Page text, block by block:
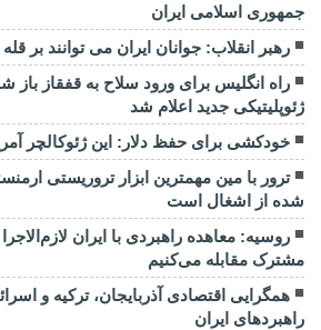
جمهوری اسلامی ایران
رهبر انقلاب: جوانان ایران می توانند بر قله
راه انگلیس برای ورود سلاح به قفقاز باز
ژئوپلیتیکی جدید اعلام شد
خودکشی برای حفظ دلار: این ژئوکالچر
ترور با مین مهمترین ابزار تروریستی
شده از اشغال است
روسیه: معاهده راهبردی با ایران
مشترک مقابله می‌کنیم
همگرایی اقتصادی آذربایجان، ترکیه و
راهبردهای ایران